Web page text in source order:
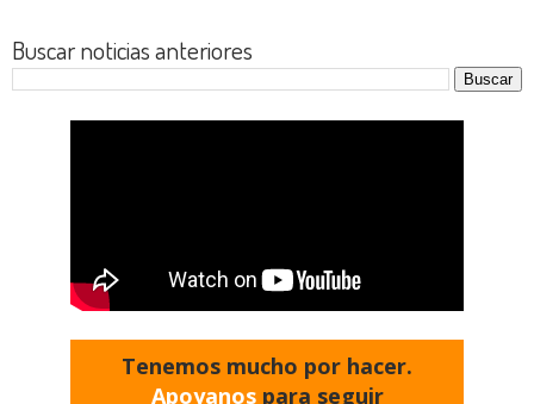
Buscar noticias anteriores
Tenemos mucho por hacer.
Apoyanos para seguir